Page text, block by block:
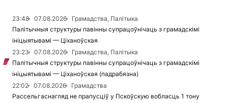
23:48 07.08.2026
Грамадства, Палітыка
Палітычныя структуры павінны супрацоўнічаць з грамадскімі
ініцыятывамі — Ціханоўская
23:23
07.08.2026
Грамадства, Палітыка
Палітычныя структуры павінны супрацоўнічаць з грамадскімі
ініцыятывамі — Ціханоўская (падрабязна)
22:02
07.08.2026
Грамадства
Рассельгаснагляд не прапусціў у Пскоўскую вобласць 1 тону